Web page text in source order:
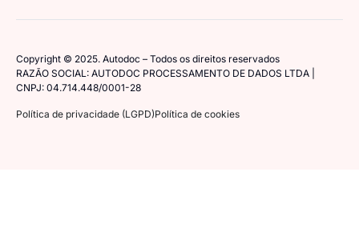
Copyright © 2025. Autodoc – Todos os direitos reservados
RAZÃO SOCIAL: AUTODOC PROCESSAMENTO DE DADOS LTDA |
CNPJ: 04.714.448/0001-28
Política de privacidade (LGPD)Política de cookies